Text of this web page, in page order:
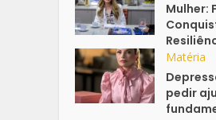
Mulher:
Matéria
pedir